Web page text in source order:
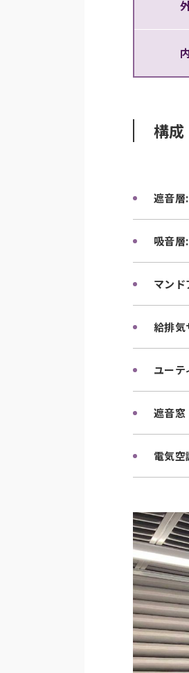
構成
遮音層
吸音層
マンド
給排気
ユーテ
遮音窓
電気空